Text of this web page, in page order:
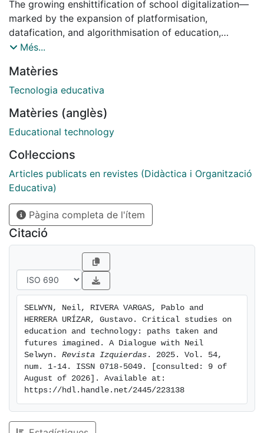
The growing enshittification of school digitalization—
marked by the expansion of platformisation,
datafication, and algorithmisation of education,
together with the consequent loss of the pedagogical
reignited the debate over who designs, governs, and
benefits from the development and widespread
school context. In this context, the present article
presents a dialogue between Professors Neil Selwyn
challenges of critical studies on educational
technology in the so-called postdigital era. The
conversation underscores the need to envision more
sustainable and context-sensitive digital futures,
grounded in small-scale, situated, and pedagogically
meaningful technologies. It also highlights the
importance of co-constructing digital alternatives
from within school communities. Finally, the dialogue
addresses pressing issues related to teacher
professionalism, the role and growing influence of
systems, and the conditions required to foster a
critical and empowered understanding of digitalization
processes among citizens.
Més...
Matèries
Tecnologia educativa
Matèries (anglès)
Educational technology
Col·leccions
Articles publicats en revistes (Didàctica i Organització
Educativa)
Pàgina completa de l'ítem
Citació
SELWYN, Neil, RIVERA VARGAS, Pablo and
HERRERA URÍZAR, Gustavo. Critical studies on
education and technology: paths taken and
futures imagined. A Dialogue with Neil
Selwyn. Revista Izquierdas . 2025. Vol. 54,
num. 1-14. ISSN 0718-5049. [consulted: 9 of
August of 2026]. Available at:
https://hdl.handle.net/2445/223138